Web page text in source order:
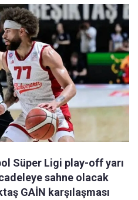
Süper Ligi play-off yarı
sahne olacak
GAİN karşılaşması